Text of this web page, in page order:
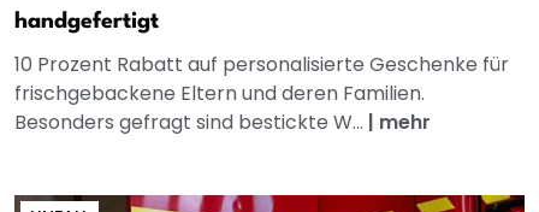
handgefertigt
10 Prozent Rabatt auf personalisierte Geschenke für
frischgebackene Eltern und deren Familien.
Besonders gefragt sind bestickte W... | mehr